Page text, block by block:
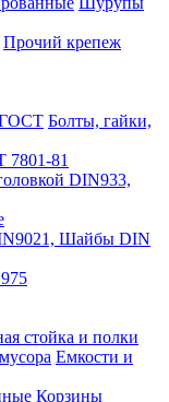
Прочий крепеж
Болты, гайки,
7801-81
DIN933,
Шайбы DIN
стойка и полки
Емкости и
Корзины